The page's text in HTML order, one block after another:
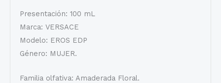
Presentación: 100 mL
Marca: VERSACE
Modelo: EROS EDP
Género: MUJER.
Familia olfativa: Amaderada Floral.